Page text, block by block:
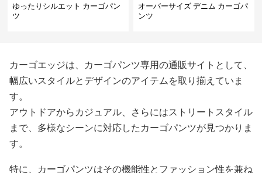
ゆったりシルエット カーゴパン
ツ
オーバーサイズ デニム カーゴパ
ンツ
カーゴエッジは、カーゴパンツ専用の通販サイトとして、
幅広いスタイルとデザインのアイテムを取り揃えていま
す。
アウトドアからカジュアル、さらにはストリートスタイル
まで、多様なシーンに対応したカーゴパンツが見つかりま
す。
特に、カーゴパンツはその機能性とファッション性を兼ね